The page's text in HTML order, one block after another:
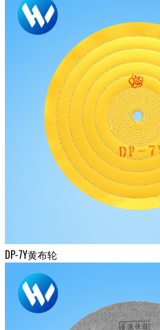
DP-7Y黄布轮